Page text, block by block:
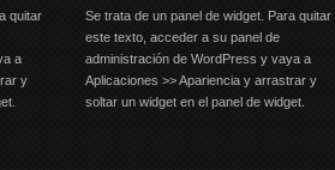
quitar
a
y
Se trata de un panel de widget. Para quitar
este texto, acceder a su panel de
administración de WordPress y vaya a
Aplicaciones >> Apariencia y arrastrar y
soltar un widget en el panel de widget.